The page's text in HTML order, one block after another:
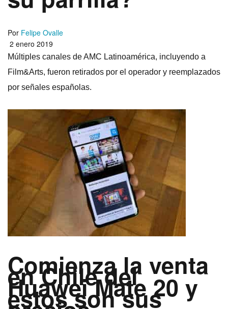
Por Felipe Ovalle
2 enero 2019
Múltiples canales de AMC Latinoamérica, incluyendo a
Film&Arts, fueron retirados por el operador y reemplazados
por señales españolas.
Comienza la venta
en Chile del
Huawei Mate 20 y
estos son sus